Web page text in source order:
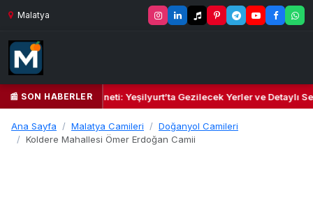
Malatya
📰 SON HABERLER
Kalbi ve Kültür Cenneti: Yeşilyurt’ta Gezilecek Yerler ve Detaylı
Ana Sayfa Malatya Camileri
Doğanyol Camileri
Koldere Mahallesi Ömer Erdoğan Camii